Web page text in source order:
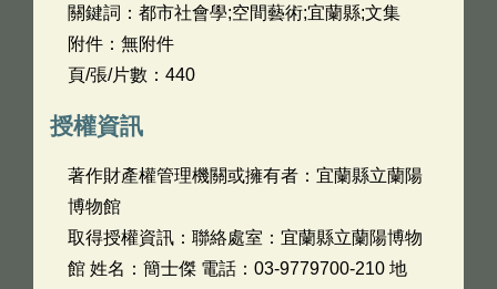
關鍵詞：都市社會學;空間藝術;宜蘭縣;文集
附件：無附件
頁/張/片數：440
授權資訊
著作財產權管理機關或擁有者：宜蘭縣立蘭陽
博物館
取得授權資訊：聯絡處室：宜蘭縣立蘭陽博物
館 姓名：簡士傑 電話：03-9779700-210 地